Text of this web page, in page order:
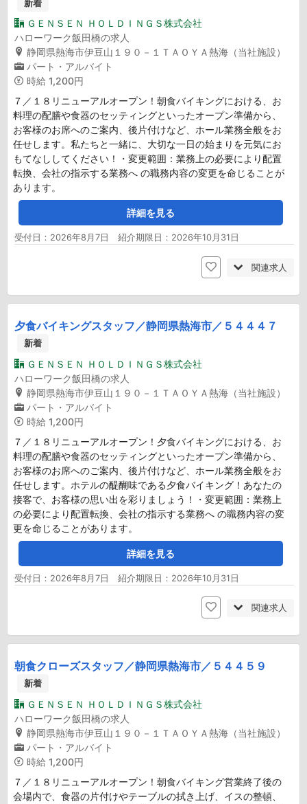
新着
ＧＥＮＳＥＮ ＨＯＬＤＩＮＧＳ株式会社
ハローワーク飯田橋の求人
静岡県熱海市伊豆山１９０－１ＴＡＯＹＡ熱海（当社施設）
パート・アルバイト
時給 1,200円
７／１８リニューアルオープン！朝食バイキングにおける、お
料理の配膳や食器のセッティングといったオープン準備から、
お客様のお席へのご案内、後片付けなど、ホール業務全般をお
任せします。私たちと一緒に、大切な一日の始まりを元気にお
もてなししてください！・変更範囲：業務上の必要により配置
転換、会社の指示する業務へ の職務内容の変更を命じることが
あります。
詳細を見る
受付日：2026年8月7日 紹介期限日：2026年10月31日
関連求人
夕食バイキングスタッフ／静岡県熱海市／５４４４７
新着
ＧＥＮＳＥＮ ＨＯＬＤＩＮＧＳ株式会社
ハローワーク飯田橋の求人
静岡県熱海市伊豆山１９０－１ＴＡＯＹＡ熱海（当社施設）
パート・アルバイト
時給 1,200円
７／１８リニューアルオープン！夕食バイキングにおける、お
料理の配膳や食器のセッティングといったオープン準備から、
お客様のお席へのご案内、後片付けなど、ホール業務全般をお
任せします。ホテルの醍醐味である夕食バイキング！あなたの
接客で、お客様の思い出を彩りましょう！・変更範囲：業務上
の必要により配置転換、会社の指示する業務へ の職務内容の変
更を命じることがあります。
詳細を見る
受付日：2026年8月7日 紹介期限日：2026年10月31日
関連求人
朝食クローズスタッフ／静岡県熱海市／５４４５９
新着
ＧＥＮＳＥＮ ＨＯＬＤＩＮＧＳ株式会社
ハローワーク飯田橋の求人
静岡県熱海市伊豆山１９０－１ＴＡＯＹＡ熱海（当社施設）
パート・アルバイト
時給 1,200円
７／１８リニューアルオープン！朝食バイキング営業終了後の
会場内で、食器の片付けやテーブルの拭き上げ、イスの整頓、